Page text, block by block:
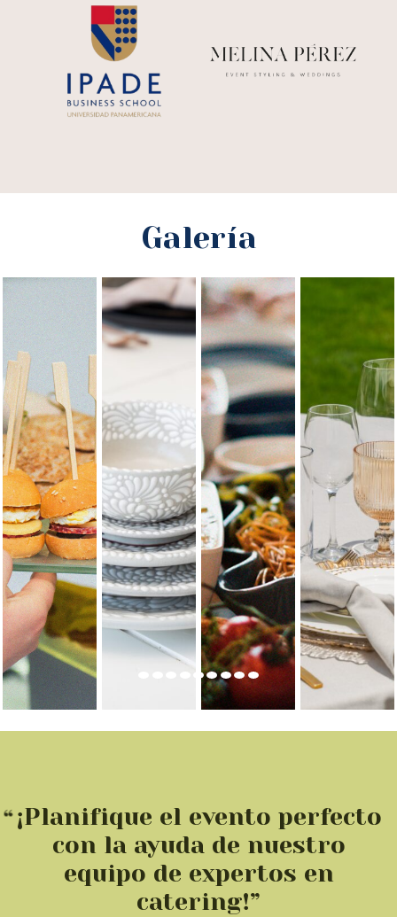
Galería
¡Planifique el evento perfecto
con la ayuda de nuestro
equipo de expertos en
catering!